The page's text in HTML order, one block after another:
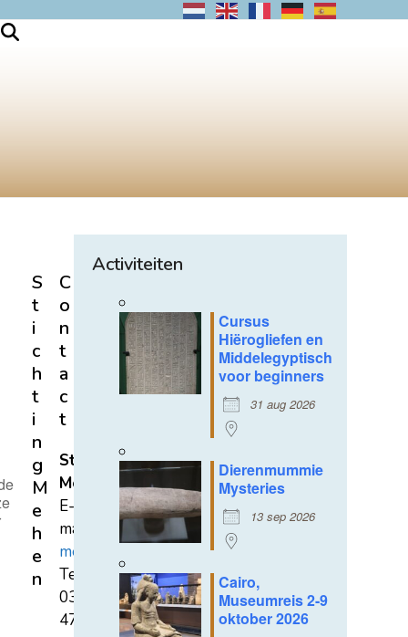
Activiteiten
Cursus
Hiërogliefen en
Middelegyptisch
voor beginners
31 aug 2026
Dierenmummie
Mysteries
13 sep 2026
Cairo,
Museumreis 2-9
oktober 2026
S
t
i
c
h
t
i
n
g
M
e
h
e
n
C
o
n
t
a
c
t
Stichting
Mehen
E-
mail:
mehen@hetnet.nl
Tel.:
0318-
471689